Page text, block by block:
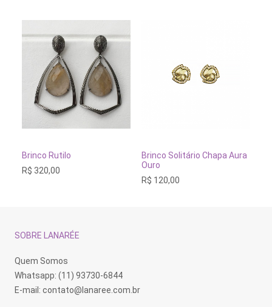
ADICIONAR AO CARRINHO
Brinco Rutilo
R$ 320,00
ADICIONAR AO
Brinco Solitário Chapa Aura
Ouro
R$ 120,00
SOBRE LANARÉE
Quem Somos
Whatsapp: (11) 93730-6844
E-mail: contato@lanaree.com.br